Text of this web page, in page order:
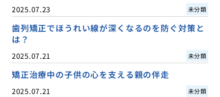
2025.07.23 未分類
歯列矯正でほうれい線が深くなるのを防ぐ対策と
は？
2025.07.21 未分類
矯正治療中の子供の心を支える親の伴走
2025.07.21 未分類